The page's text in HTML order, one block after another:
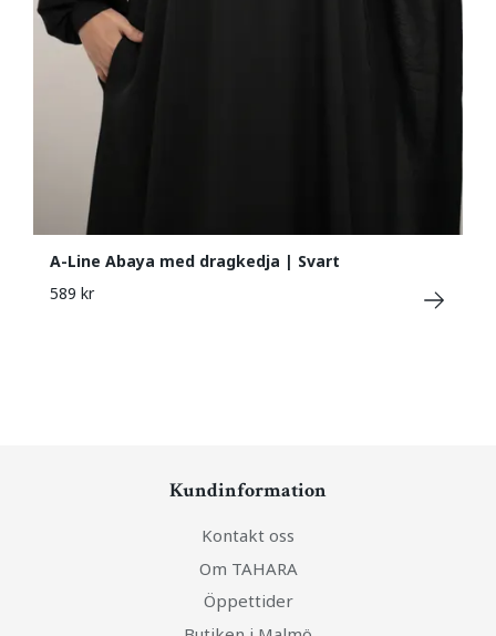
A-Line Abaya med dragkedja | Svart
589 kr
Kundinformation
Kontakt oss
Om TAHARA
Öppettider